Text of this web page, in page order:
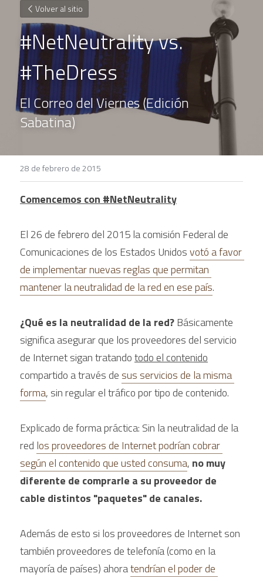
Volver al sitio
#NetNeutrality vs.
#TheDress
El Correo del Viernes (Edición
Sabatina)
28 de febrero de 2015
Comencemos con #NetNeutrality
El 26 de febrero del 2015 la comisión Federal de
Comunicaciones de los Estados Unidos votó a favor
de implementar nuevas reglas que permitan
mantener la neutralidad de la red en ese país.
¿Qué es la neutralidad de la red? Básicamente
significa asegurar que los proveedores del servicio
de Internet sigan tratando todo el contenido
compartido a través de sus servicios de la misma
forma, sin regular el tráfico por tipo de contenido.
Explicado de forma práctica: Sin la neutralidad de la
red los proveedores de Internet podrían cobrar
según el contenido que usted consuma, no muy
diferente de comprarle a su proveedor de
cable distintos "paquetes" de canales.
Además de esto si los proveedores de Internet son
también proveedores de telefonía (como en la
mayoría de países) ahora tendrían el poder de